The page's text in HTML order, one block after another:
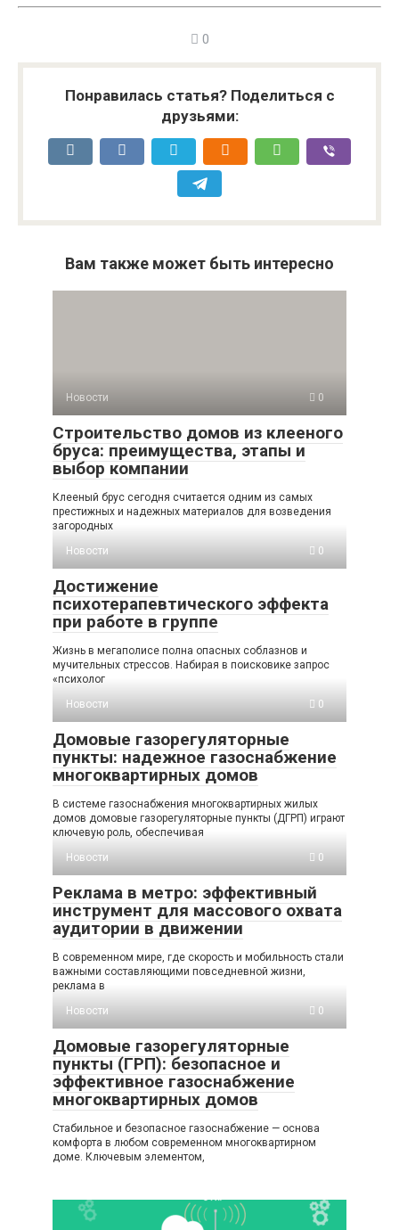
0
Понравилась статья? Поделиться с
друзьями:
Вам также может быть интересно
Новости 0
Строительство домов из клееного
бруса: преимущества, этапы и
выбор компании
Клееный брус сегодня считается одним из самых
престижных и надежных материалов для возведения
загородных
Новости
0
Достижение
психотерапевтического эффекта
при работе в группе
Жизнь в мегаполисе полна опасных соблазнов и
мучительных стрессов. Набирая в поисковике запрос
«психолог
Новости
0
Домовые газорегуляторные
пункты: надежное газоснабжение
многоквартирных домов
В системе газоснабжения многоквартирных жилых
домов домовые газорегуляторные пункты (ДГРП) играют
ключевую роль, обеспечивая
Новости
0
Реклама в метро: эффективный
инструмент для массового охвата
аудитории в движении
В современном мире, где скорость и мобильность стали
важными составляющими повседневной жизни,
реклама в
Новости
0
Домовые газорегуляторные
пункты (ГРП): безопасное и
эффективное газоснабжение
многоквартирных домов
Стабильное и безопасное газоснабжение — основа
комфорта в любом современном многоквартирном
доме. Ключевым элементом,